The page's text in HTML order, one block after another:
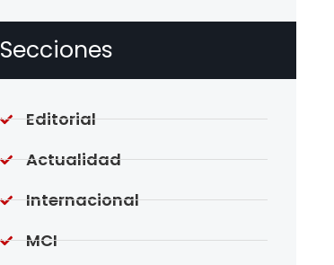
Secciones
Editorial
Actualidad
Internacional
MCI